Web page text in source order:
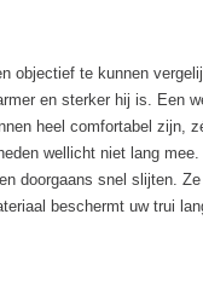
objectief te kunnen
en sterker hij is. Een
heel comfortabel zijn,
wellicht niet lang
doorgaans snel slijten.
beschermt uw trui